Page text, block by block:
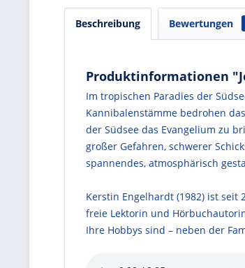
Beschreibung Bewertungen
Produktinformationen
Im tropischen Paradies der
Kannibalenstämme bedrohen
der Südsee das Evangelium zu
großer Gefahren, schwerer
spannendes, atmosphärisch
Kerstin Engelhardt (1982) ist
freie Lektorin und
Ihre Hobbys sind – neben der